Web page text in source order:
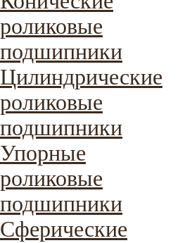
роликовые
подшипники
Цилиндрические
роликовые
подшипники
Упорные
роликовые
подшипники
Сферические